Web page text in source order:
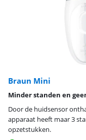
Braun Mini
Minder standen en
Door de huidsensor
apparaat heeft maar 3
opzetstukken.